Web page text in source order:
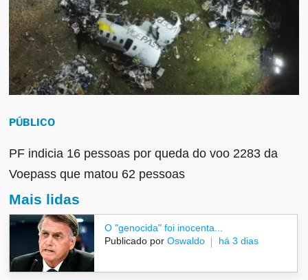
PÚBLICO
PF indicia 16 pessoas por queda do voo 2283 da
Voepass que matou 62 pessoas
Mais lidas
O "genocida" foi inocenta...
Publicado por Oswaldo há 3 dias